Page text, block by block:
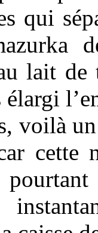
qui
lait de
voilà
cette